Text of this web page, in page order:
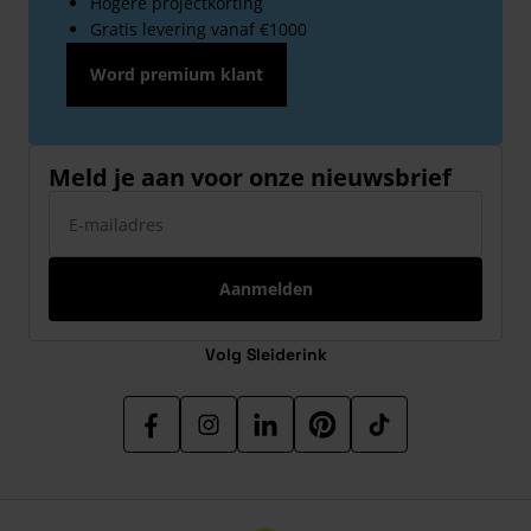
Gratis levering vanaf €1000
Word premium klant
Meld je aan voor onze nieuwsbrief
Aanmelden
Volg Sleiderink